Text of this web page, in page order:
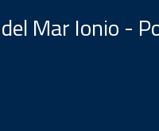
Mar Ionio -